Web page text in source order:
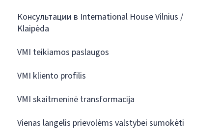
Консультации в International House Vilnius /
Klaipėda
VMI teikiamos paslaugos
VMI kliento profilis
VMI skaitmeninė transformacija
Vienas langelis prievolėms valstybei sumokėti